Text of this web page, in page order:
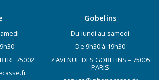
75002
Gobelins
Du lundi au samedi
De 9h30 à 19h30
7 AVENUE DES GOBELINS – 75005
PARIS